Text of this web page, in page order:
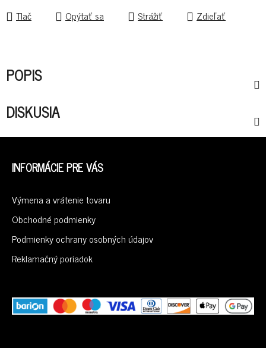
Tlač Opýtať sa Strážiť Zdieľať
POPIS
DISKUSIA
Z
INFORMÁCIE PRE VÁS
Výmena a vrátenie tovaru
Obchodné podmienky
Podmienky ochrany osobných údajov
Reklamačný poriadok